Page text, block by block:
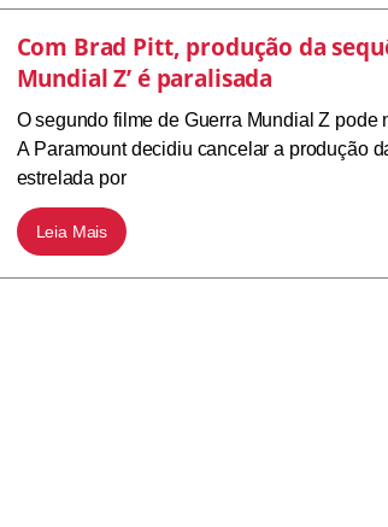
Com Brad Pitt, produção da
Mundial Z’ é paralisada
O segundo filme de Guerra Mundial Z pode
A Paramount decidiu cancelar a produção
estrelada por
Leia Mais